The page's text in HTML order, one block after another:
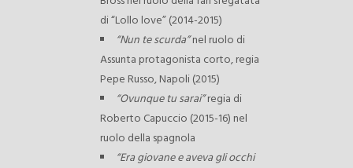
di “Lollo love” (2014-2015)
“Nun te scurda”nel ruolo di
Assunta protagonista corto, regia
Pepe Russo, Napoli (2015)
“Ovunque tu sarai”regia di
Roberto Capuccio (2015-16) nel
ruolo della spagnola
“Era giovane e aveva gli occhi